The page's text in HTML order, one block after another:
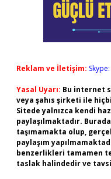
Reklam ve İletişim:
Yasal Uyarı: Bu internet
veya şahıs şirketi ile
Sitede yalnızca kendi
paylaşılmaktadır.
taşımamakta olup,
paylaşım
benzerlikleri tamamen
taslak halindedir ve